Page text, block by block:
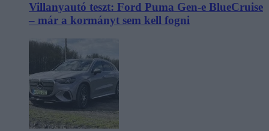
Villanyautó teszt: Ford Puma Gen-e BlueCruise
– már a kormányt sem kell fogni